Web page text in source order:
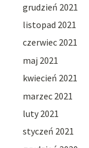
grudzień 2021
listopad 2021
czerwiec 2021
maj 2021
kwiecień 2021
marzec 2021
luty 2021
styczeń 2021